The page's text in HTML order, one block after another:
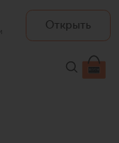
Открыть